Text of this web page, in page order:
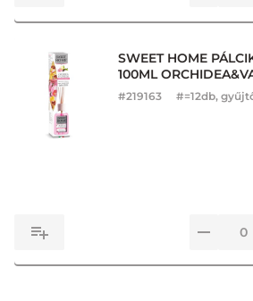
SWEET HOME
100ML
#219163 #=12db,